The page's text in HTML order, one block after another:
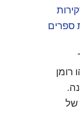
ספרים
רומן
של